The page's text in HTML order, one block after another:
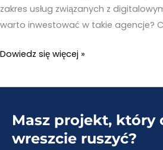
zakres usług związanych z
warto inwestować w takie agencje?
Agencja
Kraków
Czy
warto
Dowiedz się więcej »
Masz projekt, który
wreszcie ruszyć?